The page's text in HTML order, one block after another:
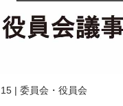
委員会・役員会